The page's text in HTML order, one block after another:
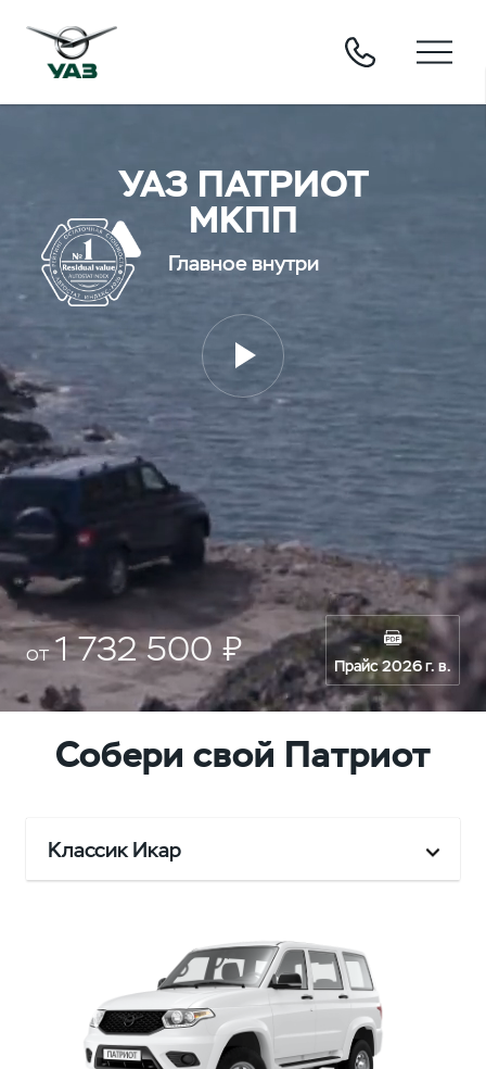
УАЗ ПАТРИОТ
МКПП
Главное внутри
от1 732 500 ₽ Прайс 2026 г. в.
Собери свой Патриот
Классик Икар